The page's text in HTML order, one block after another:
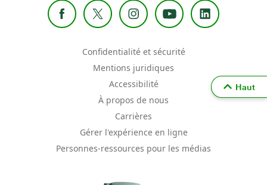
Confidentialité et sécurité
Mentions juridiques
Accessibilité
À propos de nous
Carrières
Gérer l'expérience en ligne
Personnes-ressources pour les médias
Haut